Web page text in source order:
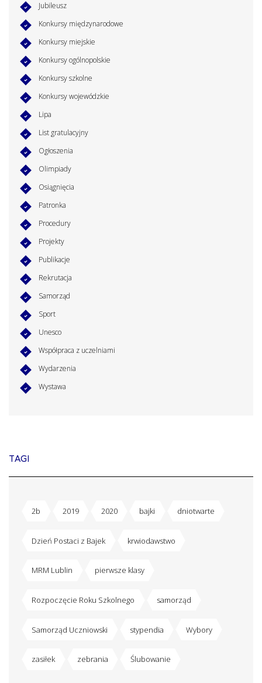
Jubileusz
Konkursy międzynarodowe
Konkursy miejskie
Konkursy ogólnopolskie
Konkursy szkolne
Konkursy wojewódzkie
Lipa
List gratulacyjny
Ogłoszenia
Olimpiady
Osiągnięcia
Patronka
Procedury
Projekty
Publikacje
Rekrutacja
Samorząd
Sport
Unesco
Współpraca z uczelniami
Wydarzenia
Wystawa
TAGI
2b 2019 2020 bajki dniotwarte
Dzień Postaci z Bajek krwiodawstwo
MRM Lublin pierwsze klasy
Rozpoczęcie Roku Szkolnego samorząd
Samorząd Uczniowski stypendia Wybory
zasiłek zebrania Ślubowanie